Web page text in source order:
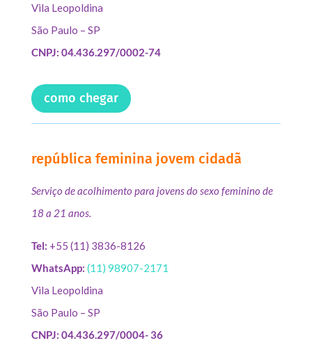
Vila Leopoldina
São Paulo – SP
CNPJ: 04.436.297/0002-74
como chegar
república feminina jovem cidadã
Serviço de acolhimento para jovens do sexo feminino de
18 a 21 anos.
Tel: +55 (11) 3836-8126
WhatsApp: (11) 98907-2171
Vila Leopoldina
São Paulo – SP
CNPJ: 04.436.297/0004- 36